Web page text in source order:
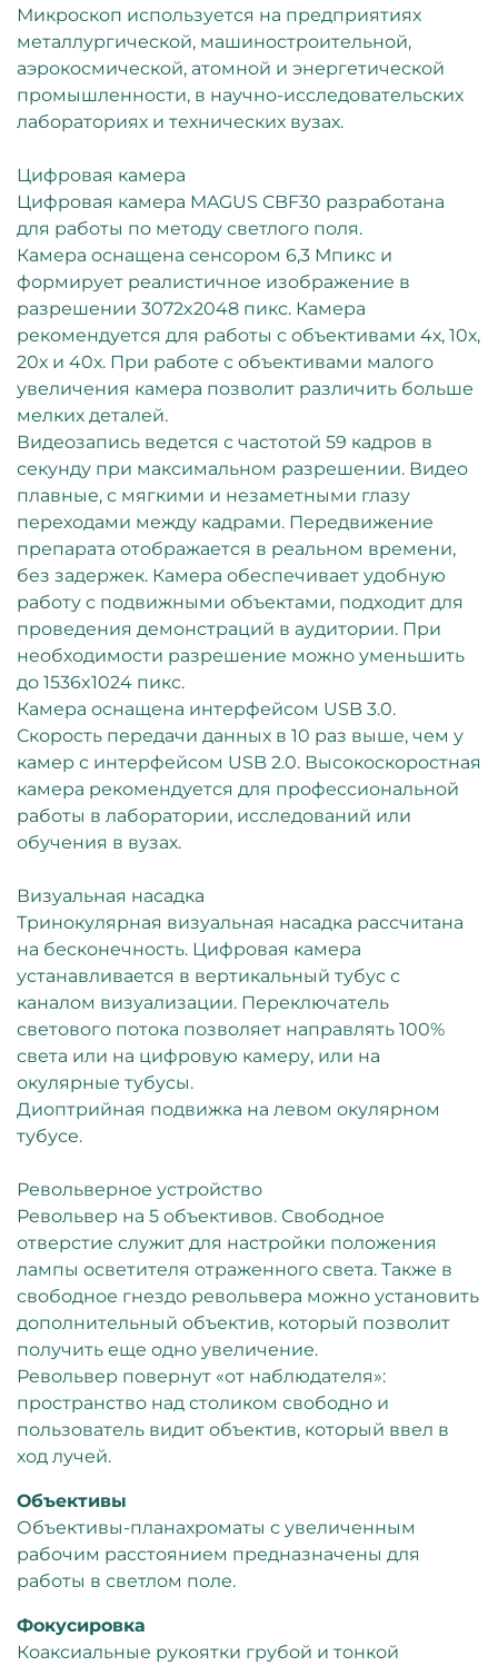
Микроскоп используется на предприятиях
металлургической, машиностроительной,
аэрокосмической, атомной и энергетической
промышленности, в научно-исследовательских
лабораториях и технических вузах.
Цифровая камера
Цифровая камера MAGUS CBF30 разработана
для работы по методу светлого поля.
Камера оснащена сенсором 6,3 Мпикс и
формирует реалистичное изображение в
разрешении 3072x2048 пикс. Камера
рекомендуется для работы с объективами 4х, 10х,
20х и 40х. При работе с объективами малого
увеличения камера позволит различить больше
мелких деталей.
Видеозапись ведется с частотой 59 кадров в
секунду при максимальном разрешении. Видео
плавные, с мягкими и незаметными глазу
переходами между кадрами. Передвижение
препарата отображается в реальном времени,
без задержек. Камера обеспечивает удобную
работу с подвижными объектами, подходит для
проведения демонстраций в аудитории. При
необходимости разрешение можно уменьшить
до 1536x1024 пикс.
Камера оснащена интерфейсом USB 3.0.
Скорость передачи данных в 10 раз выше, чем у
камер с интерфейсом USB 2.0. Высокоскоростная
камера рекомендуется для профессиональной
работы в лаборатории, исследований или
обучения в вузах.
Визуальная насадка
Тринокулярная визуальная насадка рассчитана
на бесконечность. Цифровая камера
устанавливается в вертикальный тубус с
каналом визуализации. Переключатель
светового потока позволяет направлять 100%
света или на цифровую камеру, или на
окулярные тубусы.
Диоптрийная подвижка на левом окулярном
тубусе.
Револьверное устройство
Револьвер на 5 объективов. Свободное
отверстие служит для настройки положения
лампы осветителя отраженного света. Также в
свободное гнездо револьвера можно установить
дополнительный объектив, который позволит
получить еще одно увеличение.
Револьвер повернут «от наблюдателя»:
пространство над столиком свободно и
пользователь видит объектив, который ввел в
ход лучей.
Объективы
Объективы-планахроматы с увеличенным
рабочим расстоянием предназначены для
работы в светлом поле.
Фокусировка
Коаксиальные рукоятки грубой и тонкой